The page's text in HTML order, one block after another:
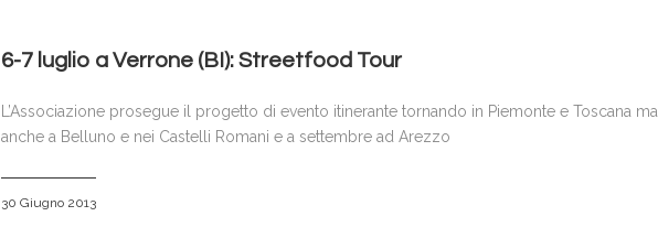
6-7 luglio a Verrone (BI): Streetfood Tour
L’Associazione prosegue il progetto di evento itinerante tornando in Piemonte e Toscana ma
anche a Belluno e nei Castelli Romani e a settembre ad Arezzo
30 Giugno 2013